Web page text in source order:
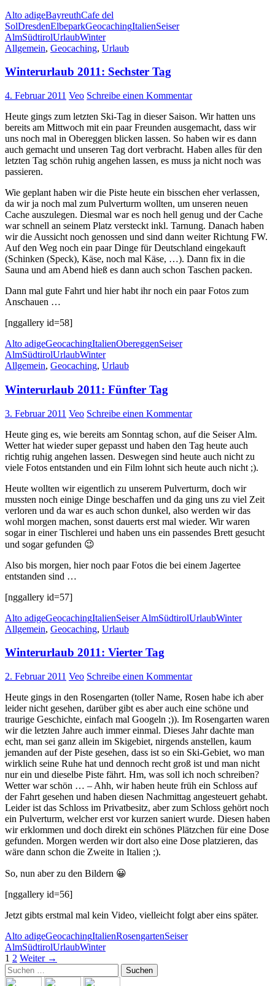
Alto adigeBayreuthCafe del
SolDresdenElbeparkGeocachingItalienSeiser
AlmSüdtirolUrlaubWinter
Allgemein, Geocaching, Urlaub
Winterurlaub 2011: Sechster Tag
4. Februar 2011 Veo Schreibe einen Kommentar
Heute gings zum letzten Ski-Tag in dieser Saison. Wir hatten uns
bereits am Mittwoch mit ein paar Freunden ausgemacht, dass wir
uns noch mal in Obereggen blicken lassen. So haben wir es dann
auch gemacht und unseren Tag dort verbracht. Haben alles für den
letzten Tag schön ruhig angehen lassen, es muss ja nicht noch was
passieren.
Wie geplant haben wir die Piste heute ein bisschen eher verlassen,
da wir ja noch mal zum Pulverturm wollten, um unseren neuen
Cache auszulegen. Diesmal war es noch hell genug und der Cache
war schnell an seinem Platz versteckt inkl. Tarnung. Danach haben
wir die Aussicht noch genossen und sind dann weiter Richtung FW.
Auf den Weg noch ein paar Dinge für Deutschland eingekauft
(Schinken (Speck), Käse, noch mal Käse, …). Dann fix in die
Sauna und am Abend hieß es dann auch schon Taschen packen.
Dann mal gute Fahrt und hier habt ihr noch ein paar Fotos zum
Anschauen …
[nggallery id=58]
Alto adigeGeocachingItalienObereggenSeiser
AlmSüdtirolUrlaubWinter
Allgemein, Geocaching, Urlaub
Winterurlaub 2011: Fünfter Tag
3. Februar 2011 Veo Schreibe einen Kommentar
Heute ging es, wie bereits am Sonntag schon, auf die Seiser Alm.
Wetter hat wieder super gepasst und haben den Tag heute auch
richtig ruhig angehen lassen. Deswegen sind heute auch nicht zu
viele Fotos entstanden und ein Film lohnt sich heute auch nicht ;).
Heute wollten wir eigentlich zu unserem Pulverturm, doch wir
mussten noch einige Dinge beschaffen und da ging uns zu viel Zeit
verloren und da war es auch schon dunkel, also werden wir das
wohl morgen machen, sonst dauerts erst mal wieder. Wir waren
sogar in einer Tischlerei und haben uns ein passendes Brett gesucht
und sogar gefunden 😉
Also bis morgen, hier noch paar Fotos die bei einem Jagertee
entstanden sind …
[nggallery id=57]
Alto adigeGeocachingItalienSeiser AlmSüdtirolUrlaubWinter
Allgemein, Geocaching, Urlaub
Winterurlaub 2011: Vierter Tag
2. Februar 2011 Veo Schreibe einen Kommentar
Heute gings in den Rosengarten (toller Name, Rosen habe ich aber
leider nicht gesehen, darüber gibt es aber auch eine schöne und
traurige Geschichte, einfach mal Googeln ;)). Im Rosengarten waren
wir die letzten Jahre auch immer einmal. Dieses Jahr dachte man
echt, man sei ganz allein im Skigebiet, nirgends anstellen, kaum
jemanden auf der Piste gesehen, dass ist so ein Ski-Gebiet, wo man
wirklich seine Ruhe hat und dennoch recht groß ist und man nicht
nur ein und dieselbe Piste fährt. Hm, was soll ich noch schreiben?
Wetter war schön … – Ahh, wir haben heute früh ein Schloss auf
der Fahrt gesehen und haben diesen Nachmittag angesteuert gehabt.
Leider ist das Schloss im Privatbesitz, aber zum Schloss gehört noch
ein Pulverturm, welcher erst vor kurzen saniert wurde. Diesen haben
wir erklommen und doch direkt ein schönes Plätzchen für eine Dose
gefunden. Morgen werden wir dort also eine Dose platzieren, das
wäre dann schon die Zweite in Italien ;).
So, nun aber zu den Bildern 😀
[nggallery id=56]
Jetzt gibts erstmal mal kein Video, vielleicht folgt aber eins später.
Alto adigeGeocachingItalienRosengartenSeiser
AlmSüdtirolUrlaubWinter
Beitrags-
Navigation
1 2 Weiter →
Suchen
nach: